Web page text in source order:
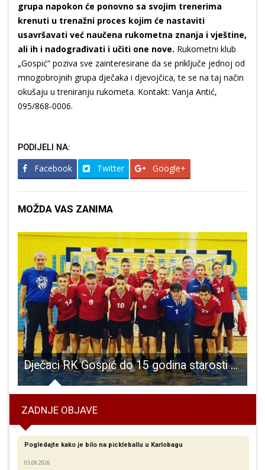
grupa napokon će ponovno sa svojim trenerima
krenuti u trenažni proces kojim će nastaviti
usavršavati već naučena rukometna znanja i vještine,
ali ih i nadograđivati i učiti one nove. Rukometni klub
„Gospić“ poziva sve zainteresirane da se priključe jednoj od
mnogobrojnih grupa dječaka i djevojčica, te se na taj način
okušaju u treniranju rukometa. Kontakt: Vanja Antić,
095/868-0006.
PODIJELI NA:
Facebook Twitter Google+
MOŽDA VAS ZANIMA
Dječaci RK Gospić do 15 godina starosti osvojili dva nova boda u prvoj rukometnoj ligi, skupina zapad
ZADNJE OBJAVE
Pogledajte kako je bilo na pickleballu u Karlobagu
05.08.2026